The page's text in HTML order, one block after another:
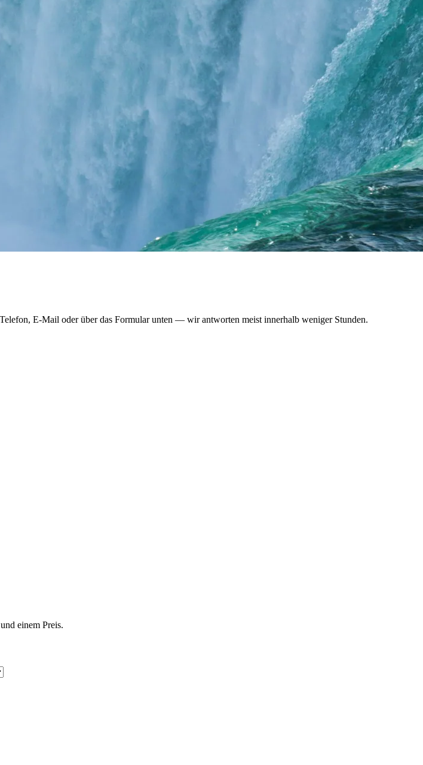
E-Mail oder über das Formular unten — wir antworten meist innerhalb weniger Stunden.
einem Preis.